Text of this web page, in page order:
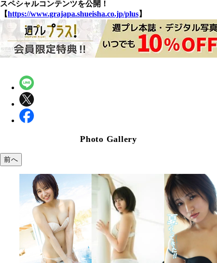
スペシャルコンテンツを公開！
【https://www.grajapa.shueisha.co.jp/plus】
Photo Gallery
前へ